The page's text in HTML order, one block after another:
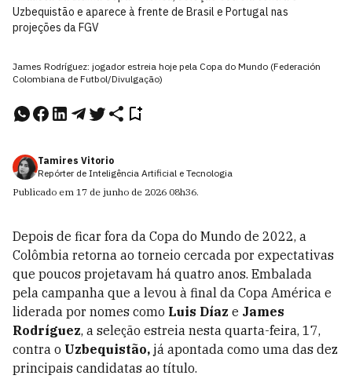
Uzbequistão e aparece à frente de Brasil e Portugal nas
projeções da FGV
James Rodríguez: jogador estreia hoje pela Copa do Mundo (Federación
Colombiana de Futbol/Divulgação)
Tamires Vitorio
Repórter de Inteligência Artificial e Tecnologia
Publicado em 17 de junho de 2026 08h36.
Depois de ficar fora da Copa do Mundo de 2022, a
Colômbia retorna ao torneio cercada por expectativas
que poucos projetavam há quatro anos. Embalada
pela campanha que a levou à final da Copa América e
liderada por nomes como Luis Díaz e James
Rodríguez, a seleção estreia nesta quarta-feira, 17,
contra o Uzbequistão, já apontada como uma das dez
principais candidatas ao título.